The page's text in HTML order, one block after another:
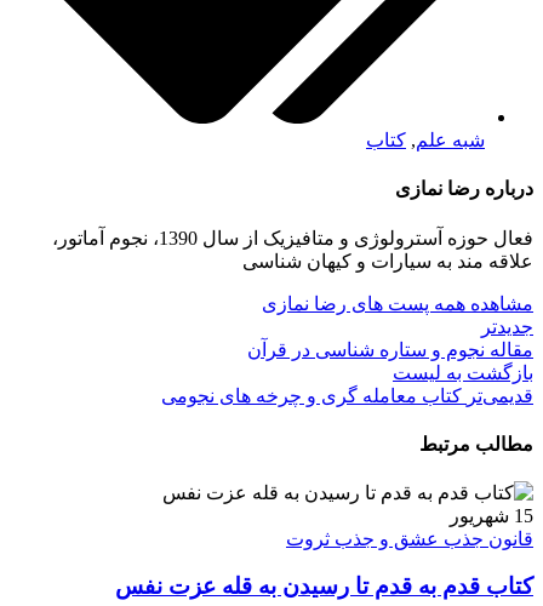
شبه علم, کتاب
درباره رضا نمازی
فعال حوزه آسترولوژی و متافیزیک از سال 1390، نجوم آماتور،
علاقه مند به سیارات و کیهان شناسی
مشاهده همه پست های رضا نمازی
جدیدتر
مقاله نجوم و ستاره شناسی در قرآن
بازگشت بە لیست
قدیمی‌تر کتاب معامله گری و چرخه های نجومی
مطالب مرتبط
15 شهریور
قانون جذب عشق و جذب ثروت
کتاب قدم به قدم تا رسیدن به قله عزت نفس